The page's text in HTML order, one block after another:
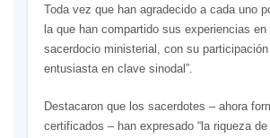
Toda vez que han agradecido a cada uno
la que han compartido sus experiencias en
sacerdocio ministerial, con su
entusiasta en clave sinodal”.
Destacaron que los sacerdotes – ahora
certificados – han expresado “la riqueza